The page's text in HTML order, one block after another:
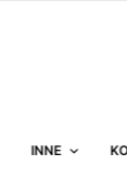
INNE